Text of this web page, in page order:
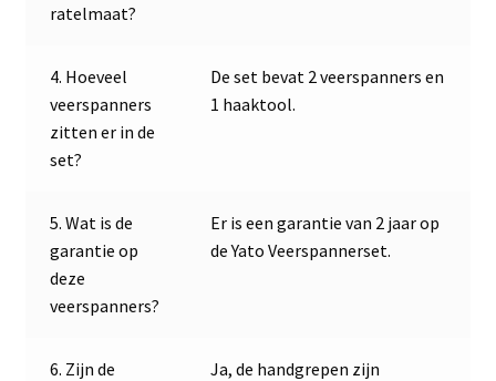
ratelmaat?
4. Hoeveel
veerspanners
zitten er in de
set?
De set bevat 2 veerspanners en
1 haaktool.
5. Wat is de
garantie op
deze
veerspanners?
Er is een garantie van 2 jaar op
de Yato Veerspannerset.
6. Zijn de
Ja, de handgrepen zijn